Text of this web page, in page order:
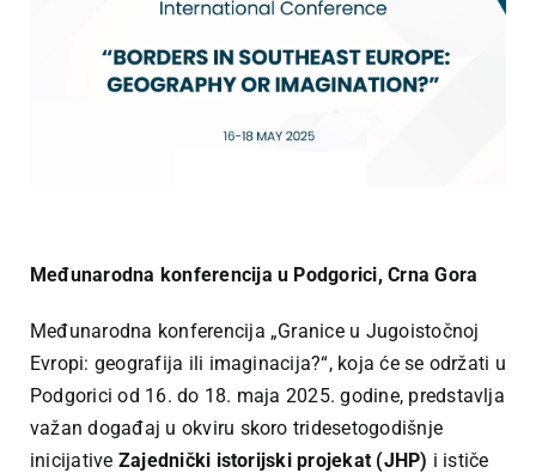
Međunarodna konferencija u Podgorici, Crna Gora
Međunarodna konferencija „Granice u Jugoistočnoj
Evropi: geografija ili imaginacija?“, koja će se održati u
Podgorici od 16. do 18. maja 2025. godine, predstavlja
važan događaj u okviru skoro tridesetogodišnje
inicijative Zajednički istorijski projekat (JHP) i ističe